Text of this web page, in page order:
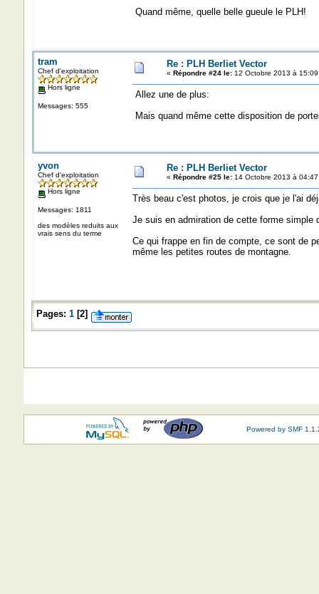
Quand même, quelle belle gueule le PLH!
tram
Chef d'exploitation
Hors ligne
Messages: 555
Re : PLH Berliet Vector
« Répondre #24 le:12 Octobre 2013 à
Allez une de plus:
Mais quand même cette disposition de
yvon
Chef d'exploitation
Hors ligne
Messages: 1811
des modèles reduits aux
vrais sens du terme
Re : PLH Berliet Vector
« Répondre #25 le:14 Octobre 2013 à
Très beau c'est photos, je crois que je l'ai
Je suis en admiration de cette forme
Ce qui frappe en fin de compte, ce sont de
même les petites routes de montagne.
Pages: 1[2]
Powered by SMF